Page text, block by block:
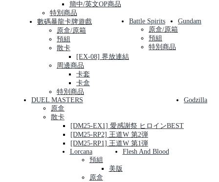
簡中/英文OP商品
特別商品
數碼暴龍卡牌遊戲
原盒/原箱
預組
散卡
[EX-08] 界放連結
周邊商品
卡套
卡盒
特別商品
Battle Spirits
原盒/原箱
預組
特別商品
Gundam
DUEL MASTERS
原盒
散卡
[DM25-EX1] 愛感謝祭 ヒロインBEST
[DM25-RP2] 王道W 第2弾
[DM25-RP1] 王道W 第1弾
Godzilla
Lorcana
預組
美版
原盒
Flesh And Blood